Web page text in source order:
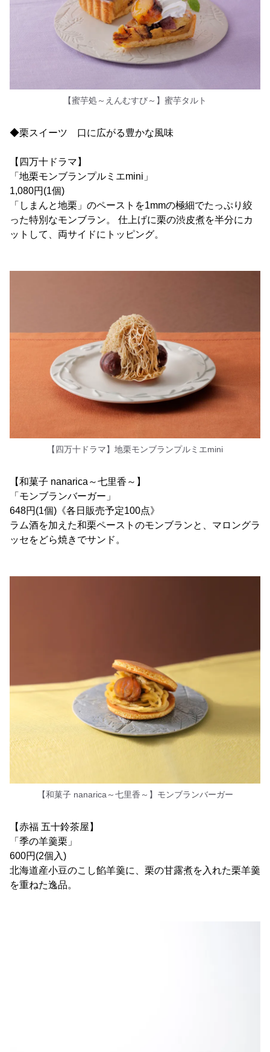
【蜜芋処～えんむすび～】蜜芋タルト
◆栗スイーツ 口に広がる豊かな風味
【四万十ドラマ】
「地栗モンブランプルミエmini」
1,080円(1個)
「しまんと地栗」のペーストを1mmの極細でたっぷり絞
った特別なモンブラン。 仕上げに栗の渋皮煮を半分にカ
ットして、両サイドにトッピング。
【四万十ドラマ】地栗モンブランプルミエmini
【和菓子 nanarica～七里香～】
「モンブランバーガー」
648円(1個)《各日販売予定100点》
ラム酒を加えた和栗ペーストのモンブランと、マロングラ
ッセをどら焼きでサンド。
【和菓子 nanarica～七里香～】モンブランバーガー
【赤福 五十鈴茶屋】
「季の羊羹栗」
600円(2個入)
北海道産小豆のこし餡羊羹に、栗の甘露煮を入れた栗羊羹
を重ねた逸品。